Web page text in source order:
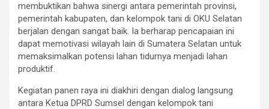
membuktikan bahwa sinergi antara pemerintah provinsi,
pemerintah kabupaten, dan kelompok tani di OKU Selatan
berjalan dengan sangat baik. Ia berharap pencapaian ini
dapat memotivasi wilayah lain di Sumatera Selatan untuk
memaksimalkan potensi lahan tidurnya menjadi lahan
produktif.
Kegiatan panen raya ini diakhiri dengan dialog langsung
antara Ketua DPRD Sumsel dengan kelompok tani